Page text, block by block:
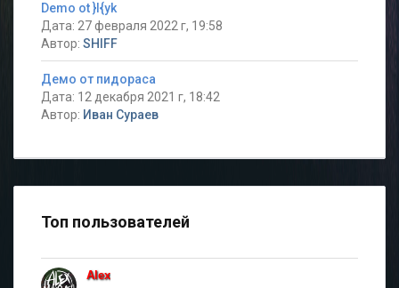
Demo ot }I{yk
Дата: 27 февраля 2022 г, 19:58
Автор: SHIFF
Демо от пидораса
Дата: 12 декабря 2021 г, 18:42
Автор: Иван Сураев
Топ пользователей
Alex